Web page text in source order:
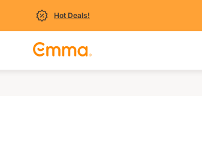
Hot Deals!